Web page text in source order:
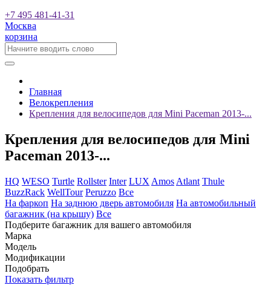
+7 495 481-41-31
Москва
корзина
Главная
Велокрепления
Крепления для велосипедов для Mini Paceman 2013-...
Крепления для велосипедов для Mini
Paceman 2013-...
HQ WESO Turtle Rollster Inter LUX Amos Atlant Thule
BuzzRack WellTour Peruzzo Все
На фаркоп На заднюю дверь автомобиля На автомобильный
багажник (на крышу) Все
Подберите багажник для вашего автомобиля
Марка
Модель
Модификации
Подобрать
Показать фильтр